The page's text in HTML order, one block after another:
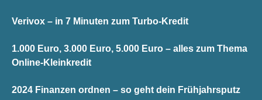
Verivox – in 7 Minuten zum Turbo-Kredit
1.000 Euro, 3.000 Euro, 5.000 Euro – alles zum Thema
Online-Kleinkredit
2024 Finanzen ordnen – so geht dein Frühjahrsputz